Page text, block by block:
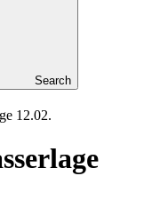
Search
12.02.